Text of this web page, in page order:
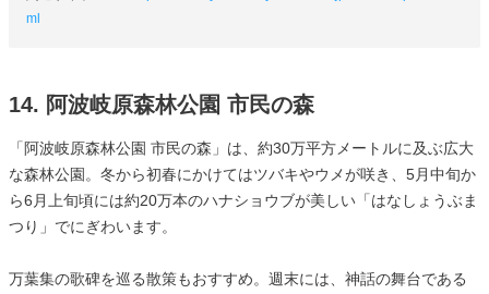
ml
14. 阿波岐原森林公園 市民の森
「阿波岐原森林公園 市民の森」は、約30万平方メートルに及ぶ広大
な森林公園。冬から初春にかけてはツバキやウメが咲き、5月中旬か
ら6月上旬頃には約20万本のハナショウブが美しい「はなしょうぶま
つり」でにぎわいます。
万葉集の歌碑を巡る散策もおすすめ。週末には、神話の舞台である